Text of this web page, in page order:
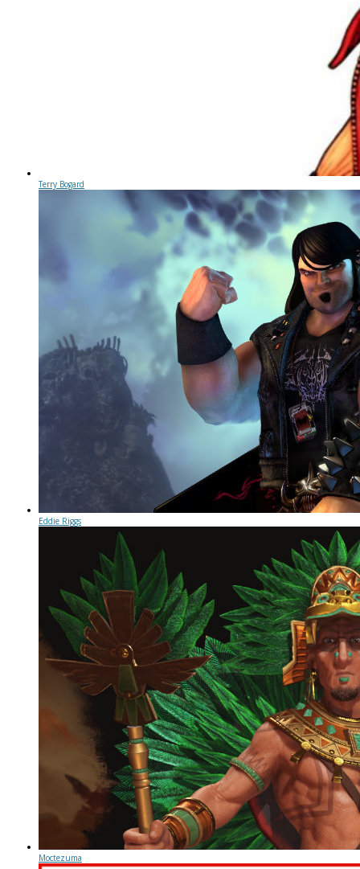
Terry Bogard
Eddie Riggs
Moctezuma